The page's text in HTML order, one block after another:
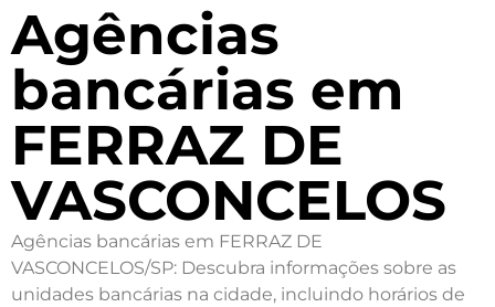
Agências
bancárias em
FERRAZ DE
VASCONCELOS
Agências bancárias em FERRAZ DE
VASCONCELOS/SP: Descubra informações sobre as
unidades bancárias na cidade, incluindo horários de